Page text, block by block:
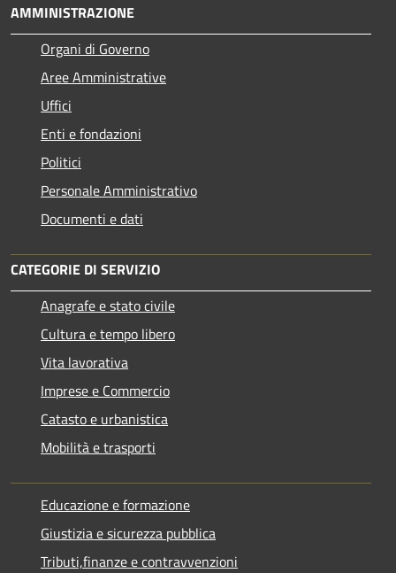
AMMINISTRAZIONE
Organi di Governo
Aree Amministrative
Uffici
Enti e fondazioni
Politici
Personale Amministrativo
Documenti e dati
CATEGORIE DI SERVIZIO
Anagrafe e stato civile
Cultura e tempo libero
Vita lavorativa
Imprese e Commercio
Catasto e urbanistica
Mobilità e trasporti
Educazione e formazione
Giustizia e sicurezza pubblica
Tributi,finanze e contravvenzioni